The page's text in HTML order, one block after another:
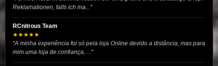
Reklamationen, falls ich ma..."
RCnitrous Team
★★★★★
"A minha experiência foi só pela loja Online devido a distância, mas para
mim uma loja de confiança, ..."